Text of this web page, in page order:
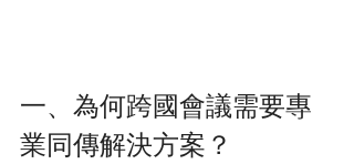
一、為何跨國會議需要專
業同傳解決方案？